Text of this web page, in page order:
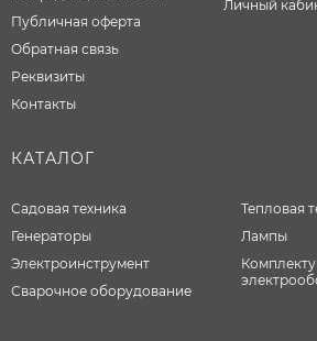
Публичная оферта
Обратная связь
Реквизиты
Контакты
Личный
КАТАЛОГ
Садовая техника
Генераторы
Электроинструмент
Сварочное оборудование
Тепловая
Лампы